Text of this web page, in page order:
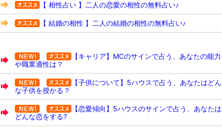
【 相性占い 】二人の恋愛の相性の無料占い♪
【 結婚の相性 】二人の結婚の相性の無料占い♪
【キャリア】MCのサインで占う、あなたの能力
や職業適性は？
【子供について】5ハウスで占う、あなたはどん
な子供を授かる？
【恋愛傾向】5ハウスのサインで占う、あなたは
どんな恋をする?